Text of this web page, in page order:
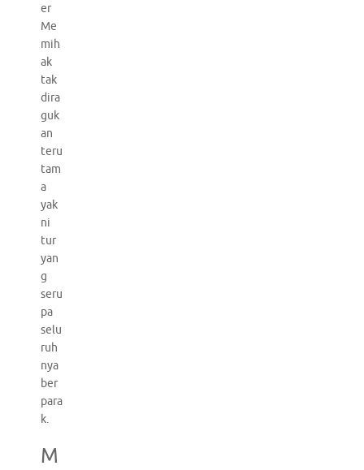
er
Me
mih
ak
tak
dira
guk
an
teru
tam
a
yak
ni
tur
yan
g
seru
pa
selu
ruh
nya
ber
para
k.
M